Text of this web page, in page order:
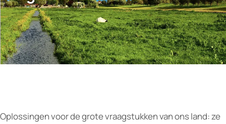
Oplossingen voor de grote vraagstukken van ons land: ze